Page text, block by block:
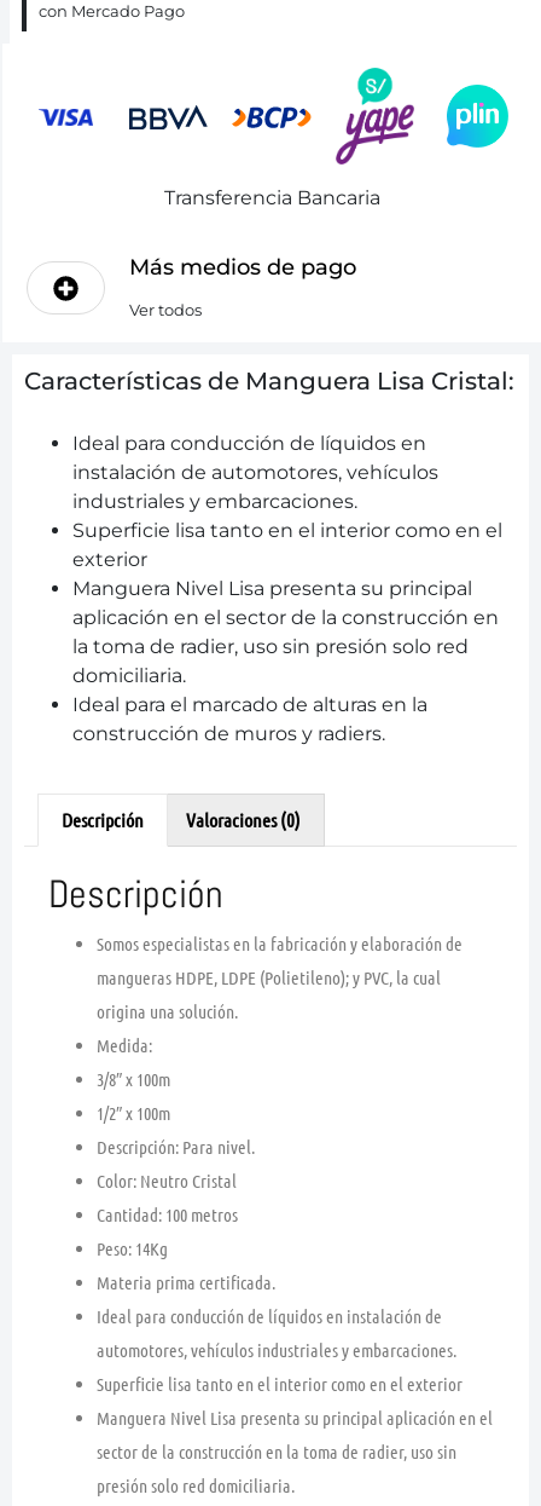
con Mercado Pago
Transferencia Bancaria
Más medios de pago
Ver todos
Características de Manguera Lisa Cristal:
Ideal para conducción de líquidos en
instalación de automotores, vehículos
industriales y embarcaciones.
Superficie lisa tanto en el interior como en el
exterior
Manguera Nivel Lisa presenta su principal
aplicación en el sector de la construcción en
la toma de radier, uso sin presión solo red
domiciliaria.
Ideal para el marcado de alturas en la
construcción de muros y radiers.
Descripción Valoraciones (0)
Descripción
Somos especialistas en la fabricación y elaboración de
mangueras HDPE, LDPE (Polietileno); y PVC, la cual
origina una solución.
Medida:
3/8″ x 100m
1/2″ x 100m
Descripción: Para nivel.
Color: Neutro Cristal
Cantidad: 100 metros
Peso: 14Kg
Materia prima certificada.
Ideal para conducción de líquidos en instalación de
automotores, vehículos industriales y embarcaciones.
Superficie lisa tanto en el interior como en el exterior
Manguera Nivel Lisa presenta su principal aplicación en el
sector de la construcción en la toma de radier, uso sin
presión solo red domiciliaria.